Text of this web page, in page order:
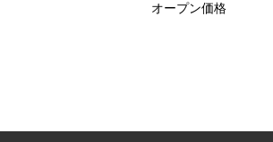
オープン価格